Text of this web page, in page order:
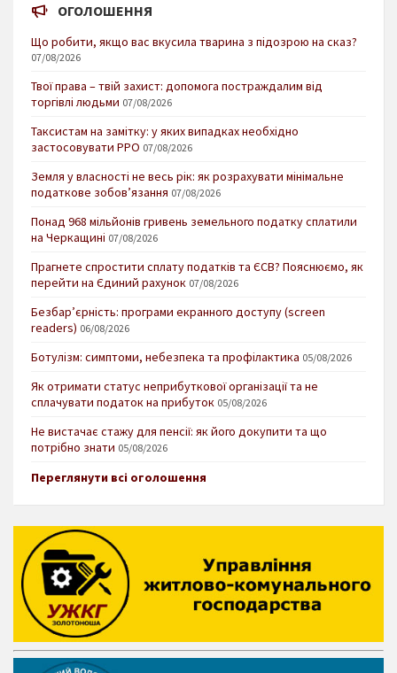
ОГОЛОШЕННЯ
Що робити, якщо вас вкусила тварина з підозрою на сказ?
07/08/2026
Твої права – твій захист: допомога постраждалим від
торгівлі людьми 07/08/2026
Таксистам на замітку: у яких випадках необхідно
застосовувати РРО 07/08/2026
Земля у власності не весь рік: як розрахувати мінімальне
податкове зобов’язання 07/08/2026
Понад 968 мільйонів гривень земельного податку сплатили
на Черкащині 07/08/2026
Прагнете спростити сплату податків та ЄСВ? Пояснюємо, як
перейти на Єдиний рахунок 07/08/2026
Безбар’єрність: програми екранного доступу (screen
readers) 06/08/2026
Ботулізм: симптоми, небезпека та профілактика 05/08/2026
Як отримати статус неприбуткової організації та не
сплачувати податок на прибуток 05/08/2026
Не вистачає стажу для пенсії: як його докупити та що
потрібно знати 05/08/2026
Переглянути всі оголошення